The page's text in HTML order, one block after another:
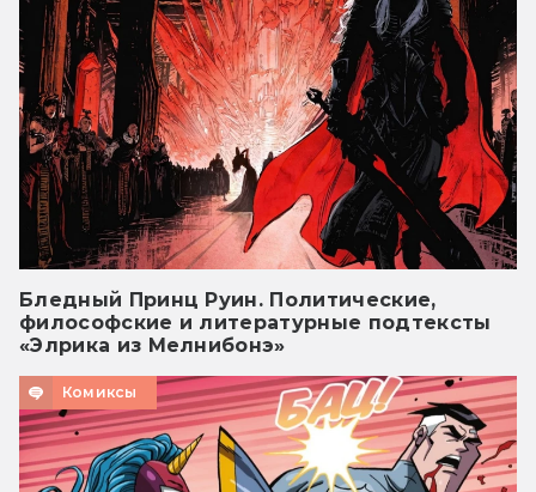
Бледный Принц Руин. Политические,
философские и литературные подтексты
«Элрика из Мелнибонэ»
Комиксы